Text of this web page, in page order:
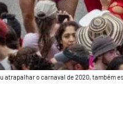
atrapalhar o carnaval de 2020, também